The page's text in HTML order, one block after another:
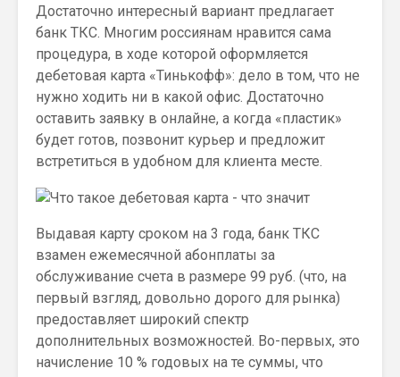
Достаточно интересный вариант предлагает
банк ТКС. Многим россиянам нравится сама
процедура, в ходе которой оформляется
дебетовая карта «Тинькофф»: дело в том, что не
нужно ходить ни в какой офис. Достаточно
оставить заявку в онлайне, а когда «пластик»
будет готов, позвонит курьер и предложит
встретиться в удобном для клиента месте.
Выдавая карту сроком на 3 года, банк ТКС
взамен ежемесячной абонплаты за
обслуживание счета в размере 99 руб. (что, на
первый взгляд, довольно дорого для рынка)
предоставляет широкий спектр
дополнительных возможностей. Во-первых, это
начисление 10 % годовых на те суммы, что